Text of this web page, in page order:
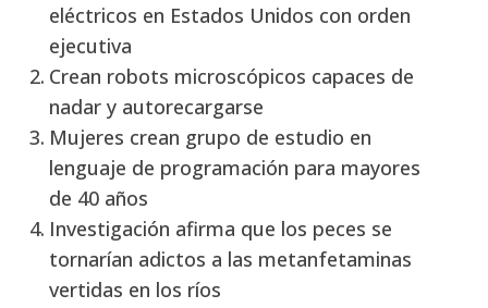
eléctricos en Estados Unidos con orden
ejecutiva
Crean robots microscópicos capaces de
nadar y autorecargarse
Mujeres crean grupo de estudio en
lenguaje de programación para mayores
de 40 años
Investigación afirma que los peces se
tornarían adictos a las metanfetaminas
vertidas en los ríos